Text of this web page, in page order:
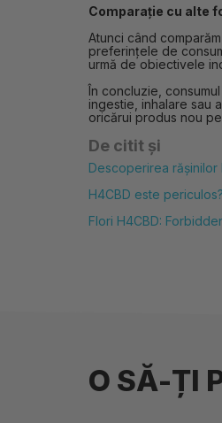
Comparație cu alte
Atunci când
preferințele de
urmă de obiectivele
În concluzie,
ingestie, inhalare sau
oricărui produs nou
De citit și
Descoperirea rășinilor
H4CBD este periculos?
Flori H4CBD:
O SĂ-ȚI